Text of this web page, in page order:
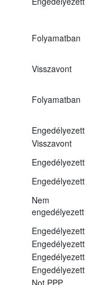
Folyamatban
Visszavont
Folyamatban
Engedélyezett
Visszavont
Engedélyezett
Engedélyezett
Nem
engedélyezett
Engedélyezett
Engedélyezett
Engedélyezett
Engedélyezett